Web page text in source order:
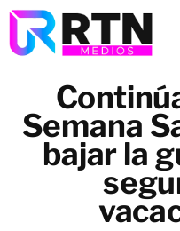
Semana
bajar la